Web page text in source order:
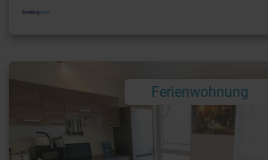
Ferienwohnung